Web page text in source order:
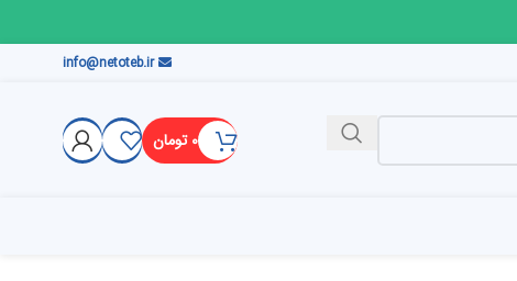
info@netoteb.ir
۰ تومان